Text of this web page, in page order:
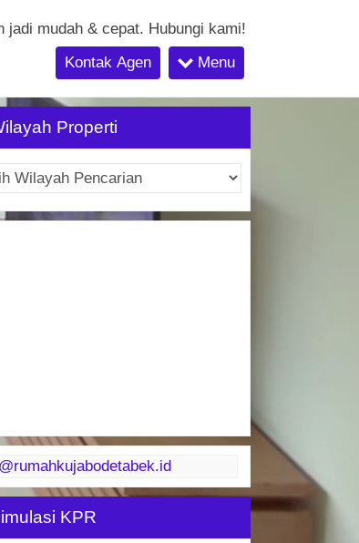
jadi mudah & cepat. Hubungi kami!
Kontak Agen
Menu
Properti
@rumahkujabodetabek.id
KPR